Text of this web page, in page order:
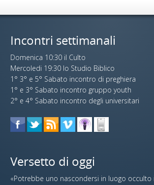
Incontri settimanali
Domenica 10:30 il Culto
Mercoledi 19:30 lo Studio Biblico
1° 3° e 5° Sabato incontro di preghiera
1° e 3° Sabato incontro gruppo youth
2° e 4° Sabato incontro degli universitari
Versetto di oggi
«Potrebbe uno nascondersi in luogo